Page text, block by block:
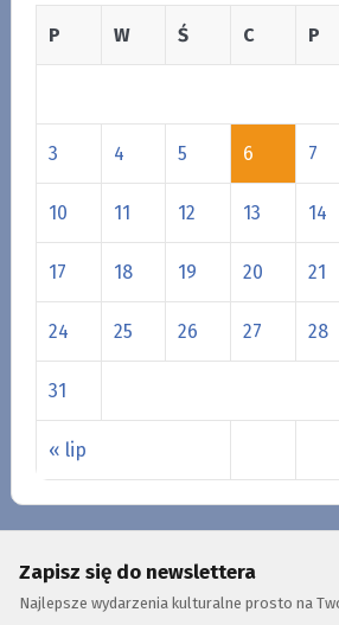
P W Ś C P
« lip
3 4 5 6 7
10 11 12 13 14
17 18 19 20 21
24 25 26 27 28
31
Zapisz się do newslettera
Najlepsze wydarzenia kulturalne prosto na